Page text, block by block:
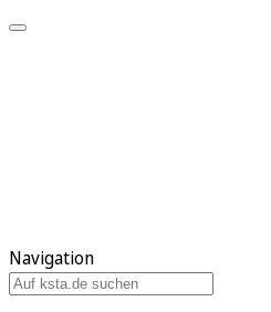
Navigation